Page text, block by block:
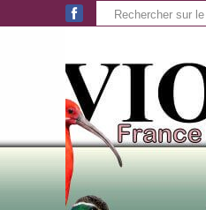
Aller au contenu principal